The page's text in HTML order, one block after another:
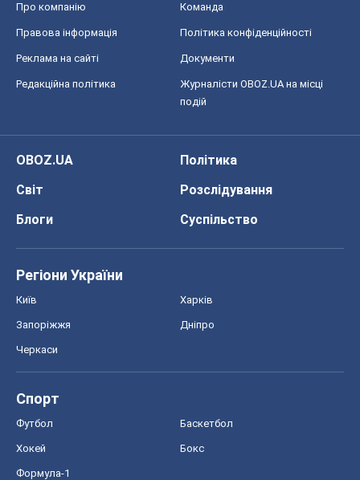
Про компанію Команда
Правова інформація Політика конфіденційності
Реклама на сайті Документи
Редакційна політика
Журналісти OBOZ.UA на місці
подій
OBOZ.UA
Політика
Світ
Розслідування
Блоги
Суспільство
Регіони України
Київ Харків
Запоріжжя Дніпро
Черкаси
Спорт
Футбол Баскетбол
Хокей Бокс
Формула-1